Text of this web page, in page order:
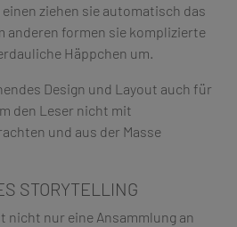
ziehen sie automatisch das
anderen formen sie komplizierte
Häppchen um.
Design und Layout auch für
den Leser nicht mit
und aus der Masse
STORYTELLING
nicht nur eine Ansammlung an